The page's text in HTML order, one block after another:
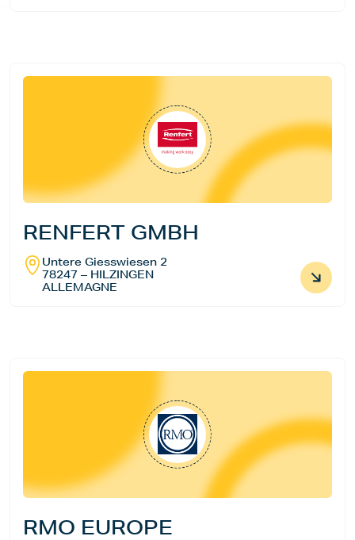
RENFERT GMBH
Untere Giesswiesen 2
78247 – HILZINGEN
ALLEMAGNE
RMO EUROPE